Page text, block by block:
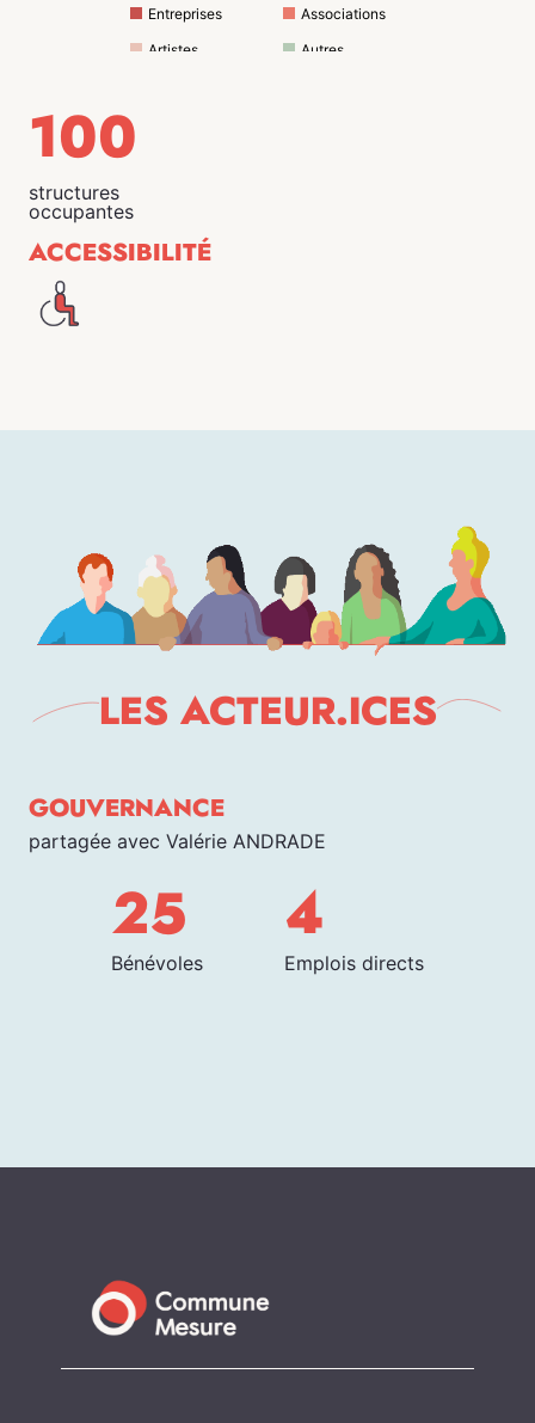
Entreprises
Associations
Artistes
Autres
100
structures
occupantes
ACCESSIBILITÉ
LES ACTEUR.ICES
GOUVERNANCE
partagée avec Valérie ANDRADE
25
Bénévoles
4
Emplois directs